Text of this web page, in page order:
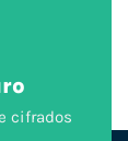
cifrados